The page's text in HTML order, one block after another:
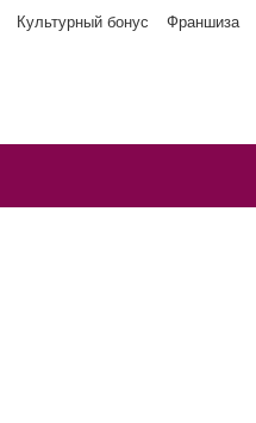
Культурный бонус Франшиза